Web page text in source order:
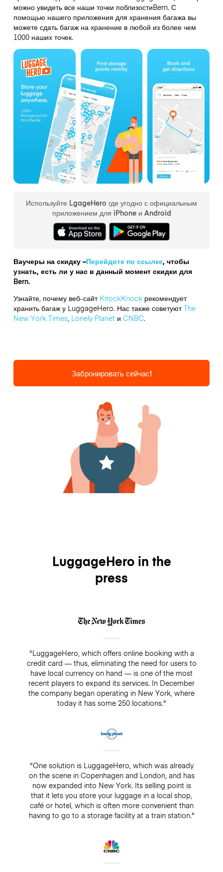
можно увидеть все наши точки поблизостиBern. С
помощью нашего приложения для хранения багажа вы
можете сдать багаж на хранение в любой из более чем
1000 наших точек.
Используйте LgageHero где угодно с официальным
приложением для iPhone и Android
Ваучеры на скидку –Перейдите по ссылке, чтобы
узнать, есть ли у нас в данный момент скидки для
Bern.
Узнайте, почему веб-сайт KnockKnockрекомендует
хранить багаж у LuggageHero. Нас также советуютThe
New York Times, Lonely Planetи CNBC.
Забронировать сейчас!
LuggageHero in the
press
"LuggageHero, which offers online booking with a
credit card — thus, eliminating the need for users to
have local currency on hand — is one of the most
recent players to expand its services. In December
the company began operating in New York, where
today it has some 250 locations."
"One solution is LuggageHero, which was already
on the scene in Copenhagen and London, and has
now expanded into New York. Its selling point is
that it lets you store your luggage in a local shop,
café or hotel, which is often more convenient than
having to go to a storage facility at a train station."